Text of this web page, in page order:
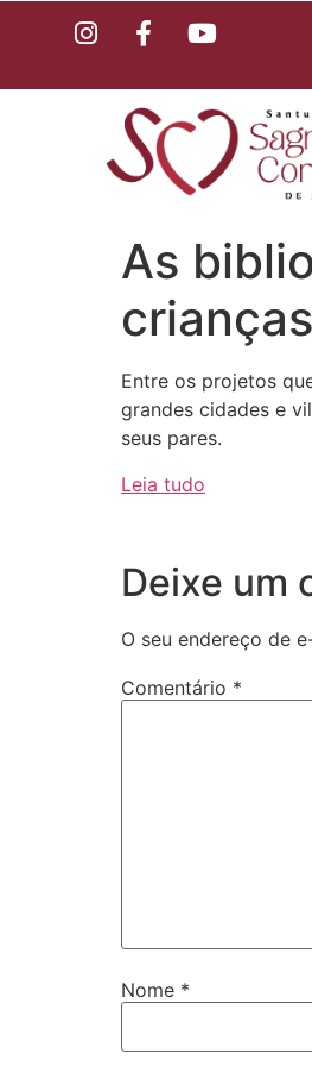
As
crianças
Entre os projetos
grandes cidades e
seus pares.
Leia tudo
Deixe um
O seu endereço de
Comentário *
Nome *